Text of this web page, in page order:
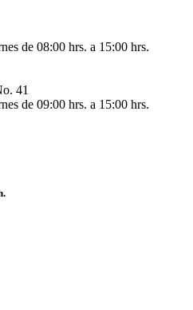
de 08:00 hrs. a 15:00 hrs.
41
de 09:00 hrs. a 15:00 hrs.